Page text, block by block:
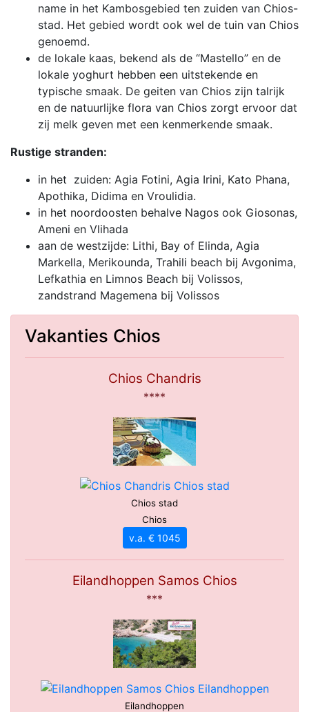
name in het Kambosgebied ten zuiden van Chios-
stad. Het gebied wordt ook wel de tuin van Chios
genoemd.
de lokale kaas, bekend als de “Mastello” en de
lokale yoghurt hebben een uitstekende en
typische smaak. De geiten van Chios zijn talrijk
en de natuurlijke flora van Chios zorgt ervoor dat
zij melk geven met een kenmerkende smaak.
Rustige stranden:
in het zuiden: Agia Fotini, Agia Irini, Kato Phana,
Apothika, Didima en Vroulidia.
in het noordoosten behalve Nagos ook Giosonas,
Ameni en Vlihada
aan de westzijde: Lithi, Bay of Elinda, Agia
Markella, Merikounda, Trahili beach bij Avgonima,
Lefkathia en Limnos Beach bij Volissos,
zandstrand Magemena bij Volissos
Vakanties Chios
Chios Chandris
****
Chios stad
Chios
v.a. € 1045
Eilandhoppen Samos Chios
***
Eilandhoppen